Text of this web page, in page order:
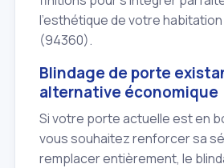
l'esthétique de votre habitation
(94360).
Blindage de porte
alternative économique
Si votre porte actuelle est en
vous souhaitez renforcer sa
remplacer entièrement, le